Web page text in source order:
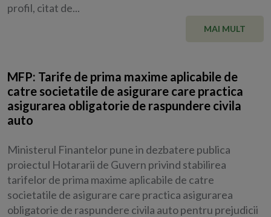
profil, citat de...
MAI MULT
MFP: Tarife de prima maxime aplicabile de
catre societatile de asigurare care practica
asigurarea obligatorie de raspundere civila
auto
Ministerul Finantelor pune in dezbatere publica
proiectul Hotararii de Guvern privind stabilirea
tarifelor de prima maxime aplicabile de catre
societatile de asigurare care practica asigurarea
obligatorie de raspundere civila auto pentru prejudicii